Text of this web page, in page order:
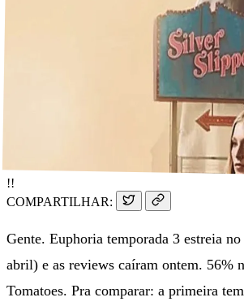
!!
COMPARTILHAR:
Gente. Euphoria temporada 3 estreia
abril) e as reviews caíram ontem. 56%
Tomatoes. Pra comparar: a primeira